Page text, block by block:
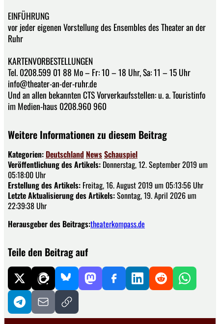
EINFÜHRUNG
vor jeder eigenen Vorstellung des Ensembles des Theater an der
Ruhr
KARTENVORBESTELLUNGEN
Tel. 0208.599 01 88 Mo – Fr: 10 – 18 Uhr, Sa: 11 – 15 Uhr
info@theater-an-der-ruhr.de
Und an allen bekannten CTS Vorverkaufsstellen: u. a. Touristinfo
im Medien-haus 0208.960 960
Weitere Informationen zu diesem Beitrag
Kategorien: Deutschland NewsSchauspiel
Veröffentlichung des Artikels: Donnerstag, 12. September 2019 um
05:18:00 Uhr
Erstellung des Artikels: Freitag, 16. August 2019 um 05:13:56 Uhr
Letzte Aktualisierung des Artikels:Sonntag, 19. April 2026 um
22:39:38 Uhr
Herausgeber des Beitrags:theaterkompass.de
Teile den Beitrag auf